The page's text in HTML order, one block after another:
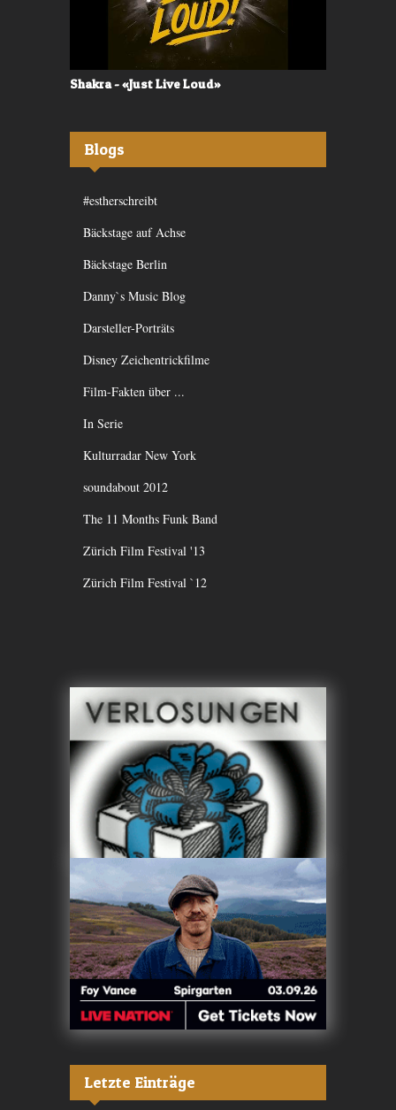
Shakra - «Just Live Loud»
Blogs
#estherschreibt
Bäckstage auf Achse
Bäckstage Berlin
Danny`s Music Blog
Darsteller-Porträts
Disney Zeichentrickfilme
Film-Fakten über ...
In Serie
Kulturradar New York
soundabout 2012
The 11 Months Funk Band
Zürich Film Festival '13
Zürich Film Festival `12
Letzte Einträge